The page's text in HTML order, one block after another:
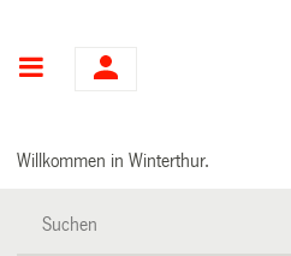
Hauptnavigation
Willkommen in Winterthur.